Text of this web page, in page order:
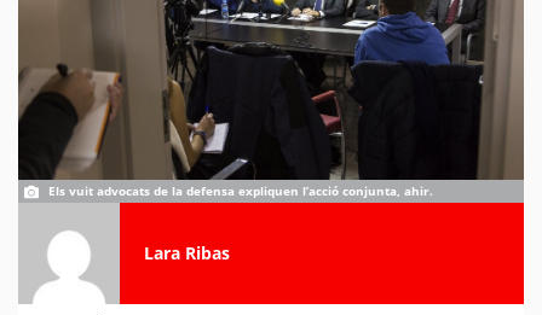
Els vuit advocats de la defensa expliquen l’acció conjunta, ahir.
Lara Ribas